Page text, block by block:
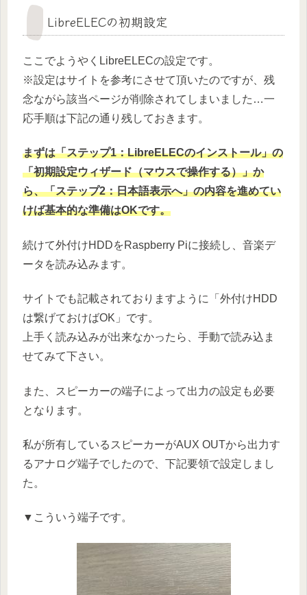
LibreELECの初期設定
ここでようやくLibreELECの設定です。
※設定はサイトを参考にさせて頂いたのですが、残
念ながら該当ページが削除されてしまいました…一
応手順は下記の通り残しておきます。
まずは「ステップ1：LibreELECのインストール」の
「初期設定ウィザード（マウスで操作する）」か
ら、「ステップ2：日本語表示へ」の内容を進めてい
けば基本的な準備はOKです。
続けて外付けHDDをRaspberry Piに接続し、音楽デ
ータを読み込みます。
サイトでも記載されておりますように「外付けHDD
は繋げておけばOK」です。
上手く読み込みが出来なかったら、手動で読み込ま
せてみて下さい。
また、スピーカーの端子によって出力の設定も必要
となります。
私が所有しているスピーカーがAUX OUTから出力す
るアナログ端子でしたので、下記要領で設定しまし
た。
▼こういう端子です。